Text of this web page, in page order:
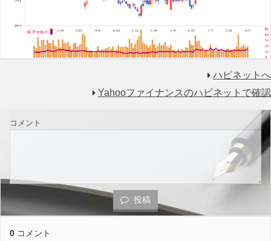
ハピネットへ
Yahooファイナンスのハピネットで確認
コメント
投稿
0 コメント